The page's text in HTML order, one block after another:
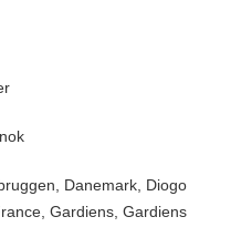
Danemark Diogo
Gardiens Gardiens